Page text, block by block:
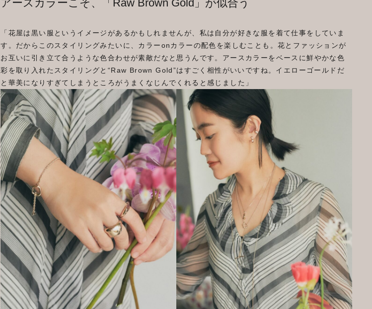
アースカラーこそ、「Raw Brown Gold」が似合う
「花屋は黒い服というイメージがあるかもしれませんが、私は自分が好きな服を着て仕事をしていま
す。だからこのスタイリングみたいに、カラーonカラーの配色を楽しむことも。花とファッションが
お互いに引き立て合うような色合わせが素敵だなと思うんです。アースカラーをベースに鮮やかな色
彩を取り入れたスタイリングと“Raw Brown Gold”はすごく相性がいいですね。イエローゴールドだ
と華美になりすぎてしまうところがうまくなじんでくれると感じました」